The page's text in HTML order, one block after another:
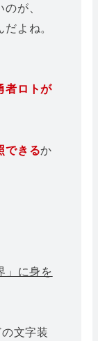
が、
だよね。
者ロトが
できるか
」に身を
文字装